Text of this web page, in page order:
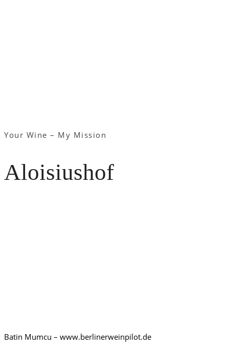
Your Wine – My Mission
Aloisiushof
Batin Mumcu – www.berlinerweinpilot.de